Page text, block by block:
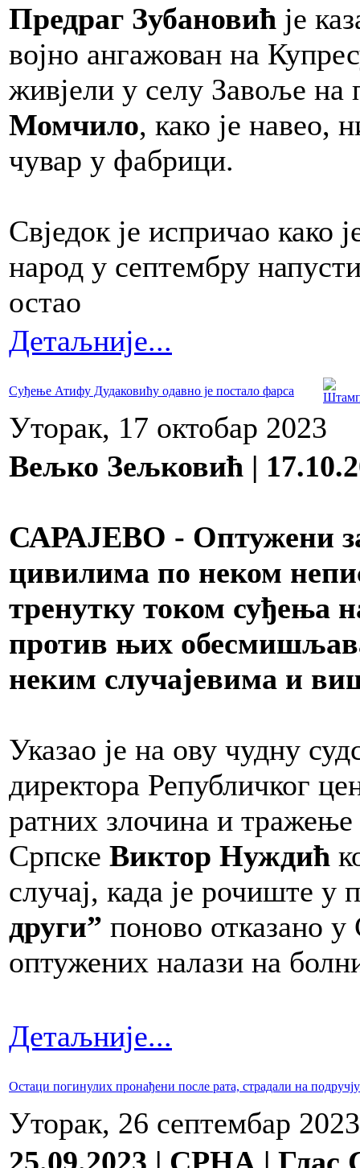
Предраг Зубановић је
војно ангажован на
живјели у селу Завоље
Момчило, како је навео,
чувар у фабрици.
Свједок је испричао како
народ у септембру
остао
Детаљније...
Суђење Атифу Дудаковићу одавно је постало фарса
Уторак, 17 октобар 2023
Вељко Зељковић |
САРАЈЕВО - Оптужени
цивилима по неком
тренутку током суђења
против њих
неким случајевима и
Указао је на ову чудну
директора Републичког
ратних злочина и
Српске Виктор Нуждић
случај, када је рочиште у
други” поново отказано у
оптужених налази на
Детаљније...
Остаци погинулих пронађени после рата, страдали на
Уторак, 26 септембар 2023